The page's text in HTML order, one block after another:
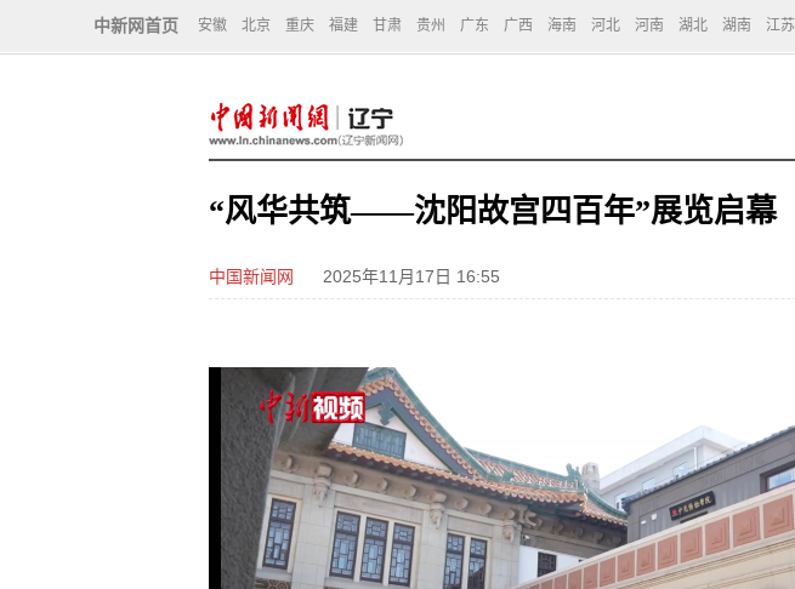
中新网首页 安徽 北京 重庆 福建 甘肃 贵州 广东 广西 海南 河北 河南 湖北 湖南 江苏
“风华共筑——沈阳故宫四百年”展览启幕
中国新闻网 2025年11月17日 16:55